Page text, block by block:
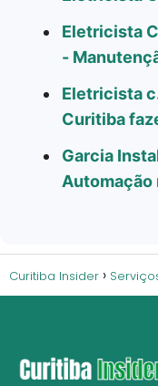
Eletricista
-
Eletricista
Curitiba
Garcia
Curitiba Insider